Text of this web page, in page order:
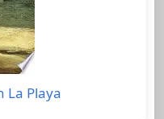
La Playa